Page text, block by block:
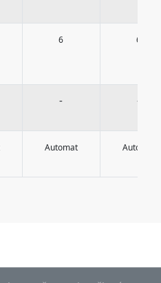
6 6
- -
Automat Automat